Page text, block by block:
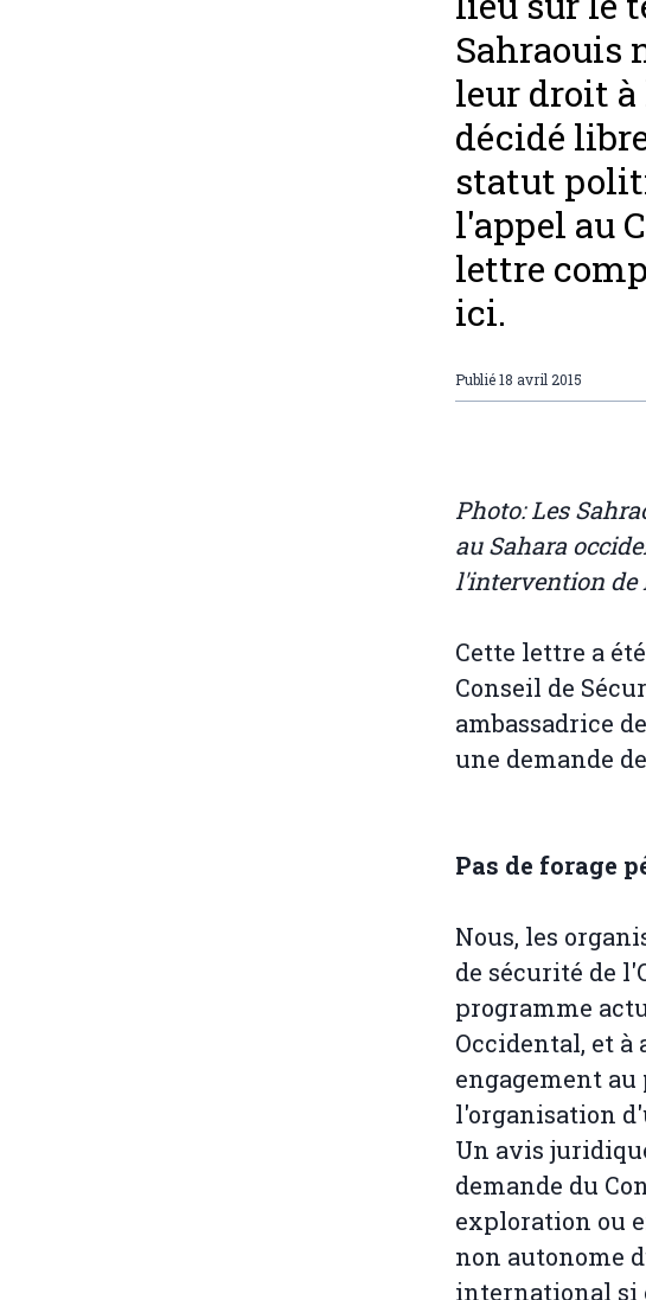
Sahraouis
leur droit
décidé
statut
l'appel au
lettre
ici.
Publié18 avril 2015
Photo: Les
au Sahara
l'intervention de
Cette lettre a
Conseil de
ambassadrice
une demande
Pas de forage
Nous, les
de sécurité de
programme
Occidental, et à
engagement au
l'organisation
Un avis
demande du
exploration ou
non autonome
international si